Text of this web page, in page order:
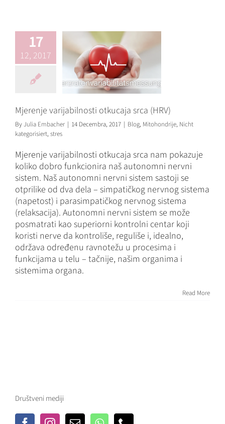
17
12, 2017
Blog Mitohondrije
kategorisiert stres
Mjerenje varijabilnosti otkucaja srca (HRV)
ByJulia Embacher | 14 Decembra, 2017 | Blog, Mitohondrije, Nicht
kategorisiert, stres
Mjerenje varijabilnosti otkucaja srca nam pokazuje
koliko dobro funkcionira naš autonomni nervni
sistem. Naš autonomni nervni sistem sastoji se
otprilike od dva dela – simpatičkog nervnog sistema
(napetost) i parasimpatičkog nervnog sistema
(relaksacija). Autonomni nervni sistem se može
posmatrati kao superiorni kontrolni centar koji
koristi nerve da kontroliše, reguliše i, idealno,
održava određenu ravnotežu u procesima i
funkcijama u telu – tačnije, našim organima i
sistemima organa.
Read More
Društveni mediji